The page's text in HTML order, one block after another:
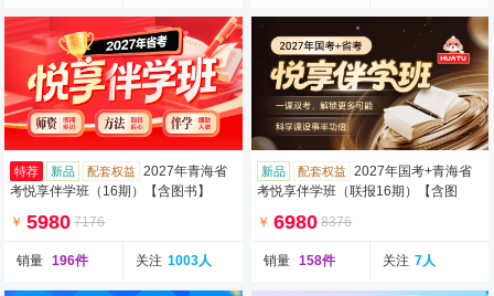
特荐 新品 配套权益
2027年青海省
考悦享伴学班（16期）【含图书】
￥ 5980 7176
销量 196件 关注 1003人
新品 配套权益
2027年国考+青海省
考悦享伴学班（联报16期）【含图
￥ 6980 8376
销量 158件 关注 7人